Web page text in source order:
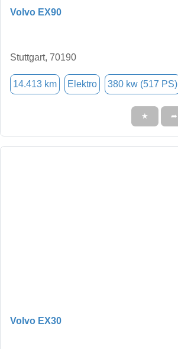
Volvo EX90
Stuttgart, 70190
14.413 km Elektro 380 kw (517 PS)
★ ➦
Volvo EX30